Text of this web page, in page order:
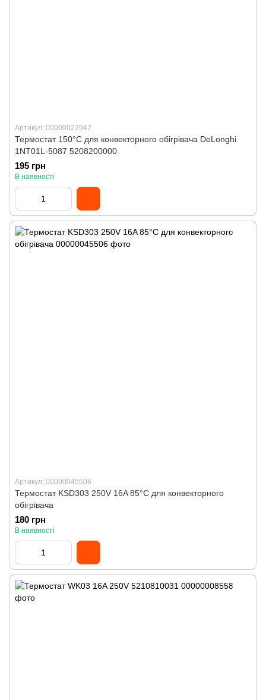
Артикул: 00000022942
Термостат 150°C для конвекторного обігрівача DeLonghi
1NT01L-5087 5208200000
195 грн
В наявності
Артикул: 00000045506
Термостат KSD303 250V 16A 85°C для конвекторного
обігрівача
180 грн
В наявності